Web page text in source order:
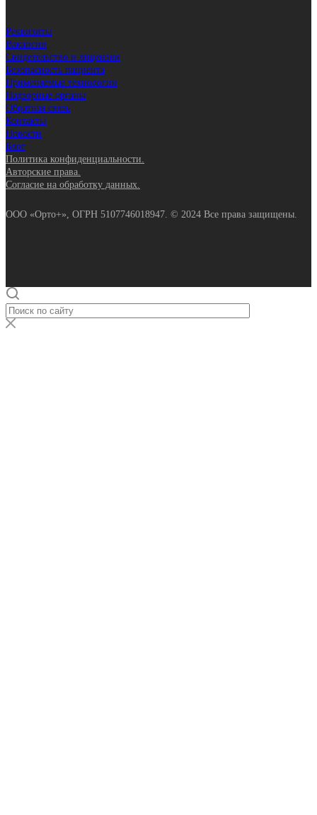
Реквизиты
Вакансии
Свидетельство и лицензия
Безопасность пациента
Применяемые технологии
Надзорные органы
Обратная связь
Контакты
Новости
Блог
Политика конфиденциальности.
Авторские права.
Согласие на обработку данных.
ООО «Орто+», ОГРН 5107746018947. © 2024 Все права защищены.